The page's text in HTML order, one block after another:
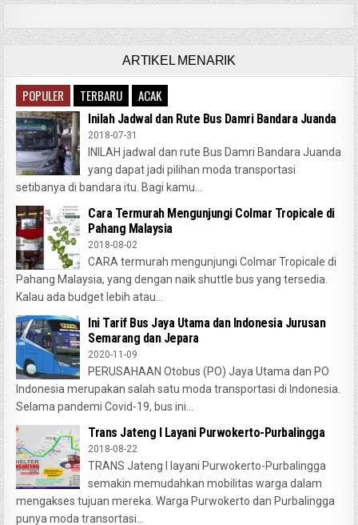
ARTIKEL MENARIK
POPULER TERBARU ACAK
Inilah Jadwal dan Rute Bus Damri Bandara Juanda
2018-07-31
INILAH jadwal dan rute Bus Damri Bandara Juanda
yang dapat jadi pilihan moda transportasi
setibanya di bandara itu. Bagi kamu...
Cara Termurah Mengunjungi Colmar Tropicale di
Pahang Malaysia
2018-08-02
CARA termurah mengunjungi Colmar Tropicale di
Pahang Malaysia, yang dengan naik shuttle bus yang tersedia.
Kalau ada budget lebih atau...
Ini Tarif Bus Jaya Utama dan Indonesia Jurusan
Semarang dan Jepara
2020-11-09
PERUSAHAAN Otobus (PO) Jaya Utama dan PO
Indonesia merupakan salah satu moda transportasi di Indonesia.
Selama pandemi Covid-19, bus ini...
Trans Jateng I Layani Purwokerto-Purbalingga
2018-08-22
TRANS Jateng I layani Purwokerto-Purbalingga
semakin memudahkan mobilitas warga dalam
mengakses tujuan mereka. Warga Purwokerto dan Purbalingga
punya moda transortasi...